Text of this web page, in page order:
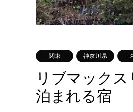
関東 神奈川県
リブマック
泊まれる宿